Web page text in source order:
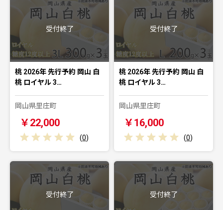
受付終了
桃 2026年 先行予約 岡山 白
桃 ロイヤル 3…
岡山県里庄町
￥22,000
(0)
受付終了
桃 2026年 先行予約 岡山 白
桃 ロイヤル 3…
岡山県里庄町
￥16,000
(0)
受付終了 受付終了